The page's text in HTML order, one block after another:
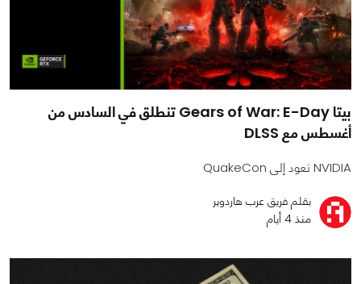
بيتا Gears of War: E-Day تنطلق في السادس من
أغسطس مع DLSS
NVIDIA تعود إلى QuakeCon
بقلم فريق عرب هاردوير
منذ 4 أيام